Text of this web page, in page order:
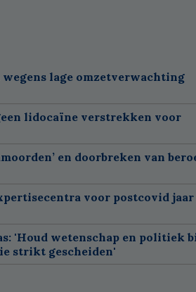
lage omzetverwachting
lidocaïne verstrekken voor
en doorbreken van
voor postcovid
'Houd wetenschap en politiek
strikt gescheiden'